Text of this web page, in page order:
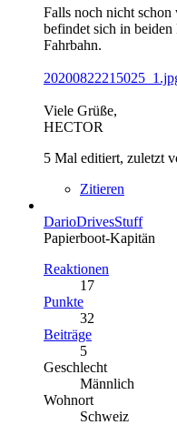
Falls noch nicht schon
befindet sich in beiden
Fahrbahn.
Viele Grüße,
HECTOR
5 Mal editiert, zuletzt
Zitieren
DarioDrivesStuff
Papierboot-Kapitän
Reaktionen
17
Punkte
32
Beiträge
5
Geschlecht
Männlich
Wohnort
Schweiz